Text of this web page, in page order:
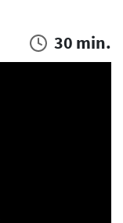
30 min.